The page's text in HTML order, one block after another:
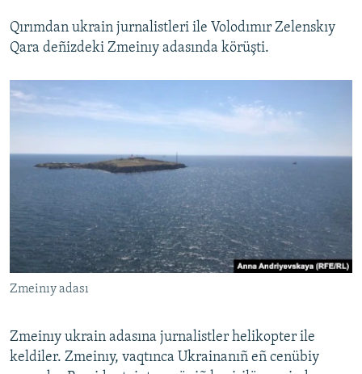
Qırımdan ukrain jurnalistleri ile Volodımır Zelenskıy
Qara deñizdeki Zmeinıy adasında körüşti.
Zmeinıy adası
Zmeinıy ukrain adasına jurnalistler helikopter ile
keldiler. Zmeinıy, vaqtınca Ukrainanıñ eñ cenübiy